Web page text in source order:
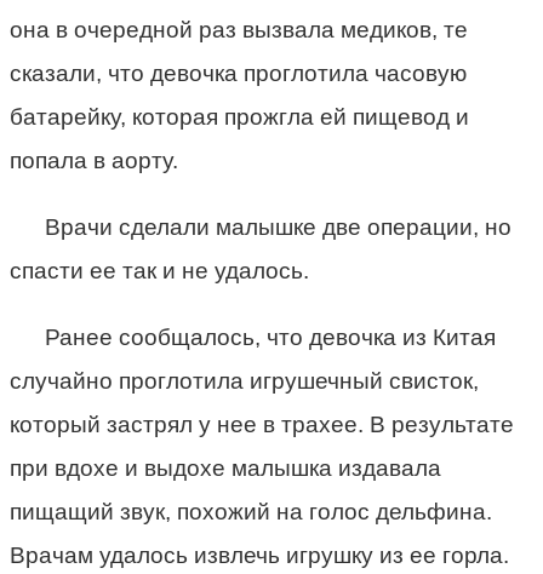
она в очередной раз вызвала медиков, те
сказали, что девочка проглотила часовую
батарейку, которая прожгла ей пищевод и
попала в аорту.
Врачи сделали малышке две операции, но
спасти ее так и не удалось.
Ранее сообщалось, что девочка из Китая
случайно проглотила игрушечный свисток,
который застрял у нее в трахее. В результате
при вдохе и выдохе малышка издавала
пищащий звук, похожий на голос дельфина.
Врачам удалось извлечь игрушку из ее горла.